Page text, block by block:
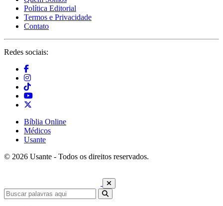
Política Editorial
Termos e Privacidade
Contato
Redes sociais:
Bíblia Online
Médicos
Usante
© 2026 Usante - Todos os direitos reservados.